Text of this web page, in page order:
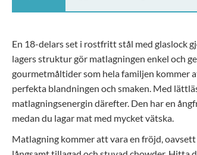
En 18-delars set i rostfritt stål med glaslock
lagers struktur gör matlagningen enkel och
gourmetmåltider som hela familjen kommer
perfekta blandningen och smaken. Med
matlagningsenergin därefter. Den har en
medan du lagar mat med mycket vätska.
Matlagning kommer att vara en fröjd,